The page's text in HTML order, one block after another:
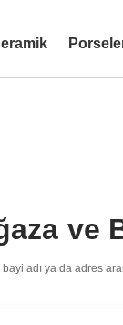
ve
adı ya da adres